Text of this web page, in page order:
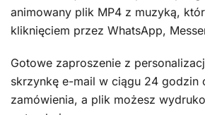
animowany plik MP4 z muzyką,
kliknięciem przez WhatsApp,
Gotowe zaproszenie z
skrzynkę e-mail w ciągu 24 godzin
zamówienia, a plik możesz